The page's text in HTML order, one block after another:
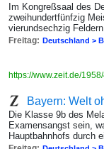
Im Kongreßsaal des
zweihundertfünfzig
vierundsechzig
Freitag: Deutschland >
https://www.zeit.de/
Bayern: Welt
Die Klasse 9b des
Examensangst sein,
Hauptbahnhofs durch